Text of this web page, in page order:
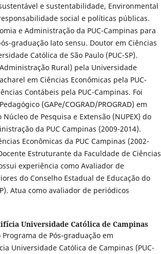
e sustentabilidade, Environmental
social e políticas públicas.
e Administração da PUC-Campinas para
graduação lato sensu. Doutor em Ciências
Católica de São Paulo (PUC-SP).
Rural) pela Universidade
em Ciências Econômicas pela PUC-
Contábeis pela PUC-Campinas. Foi
(GAPe/COGRAD/PROGRAD) em
de Pesquisa e Extensão (NUPEX) do
da PUC Campinas (2009-2014).
Econômicas da PUC Campinas (2002-
Estruturante da Faculdade de Ciências
experiência como Avaliador de
do Conselho Estadual de Educação do
Atua como avaliador de periódicos
Universidade Católica de Campinas
de Pós-graduação em
Universidade Católica de Campinas (PUC-